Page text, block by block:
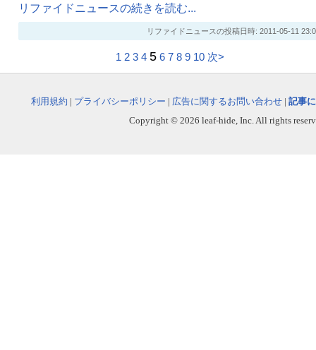
リファイドニュースの続きを読む...
リファイドニュースの投稿日時: 2011-05-11
1 2 3 4 5 6 7 8 9 10 次>
利用規約 | プライバシーポリシー | 広告に関するお問い合わせ | 記事
Copyright © 2026 leaf-hide, Inc. All rights